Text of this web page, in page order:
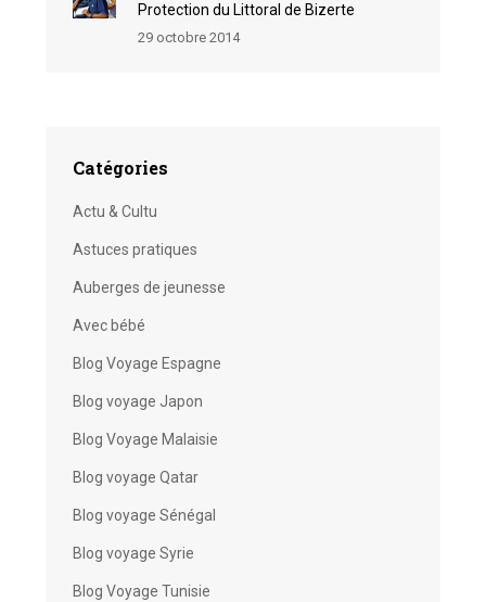
Protection du Littoral de Bizerte
29 octobre 2014
Catégories
Actu & Cultu
Astuces pratiques
Auberges de jeunesse
Avec bébé
Blog Voyage Espagne
Blog voyage Japon
Blog Voyage Malaisie
Blog voyage Qatar
Blog voyage Sénégal
Blog voyage Syrie
Blog Voyage Tunisie